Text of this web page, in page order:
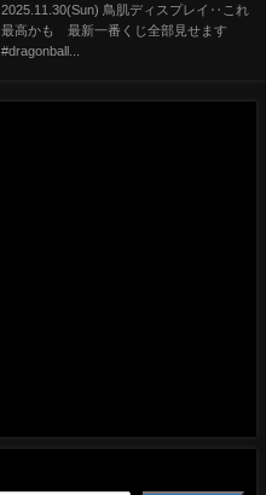
ル #shorts #short
2025.11.30(Sun) 鳥肌ディスプレイ‥これ
最高かも 最新一番くじ全部見せます
#dragonball...